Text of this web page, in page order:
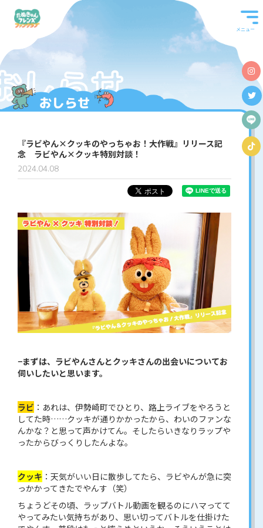
メニュー
しらせ
『ラビやん×クッキのやっちゃお！大作戦』リリース記
念 ラビやん×クッキ特別対談！
2024.04.08
−まずは、ラビやんさんとクッキさんの出会いについてお
伺いしたいと思います。
ラビ ：あれは、伊勢崎町でひとり、路上ライブをやろうと
してた時……クッキが通りかかったから、わいのファンな
んかな？と思って声かけてん。そしたらいきなりラップや
ったからびっくりしたんよな。
クッキ ：天気がいい日に散歩してたら、ラビやんが急に突
っかかってきたでやんす（笑）
ちょうどその頃、ラップバトル動画を観るのにハマってて
やってみたい気持ちがあり、思い切ってバトルを仕掛けた